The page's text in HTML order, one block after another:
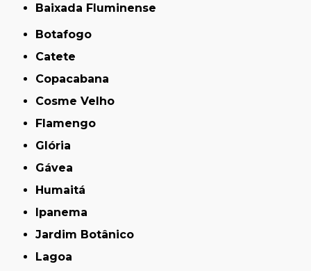
Baixada Fluminense
Botafogo
Catete
Copacabana
Cosme Velho
Flamengo
Glória
Gávea
Humaitá
Ipanema
Jardim Botânico
Lagoa